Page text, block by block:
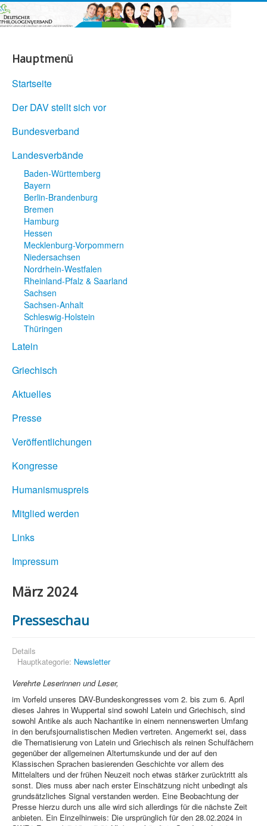
Hauptmenü
Startseite
Der DAV stellt sich vor
Bundesverband
Landesverbände
Baden-Württemberg
Bayern
Berlin-Brandenburg
Bremen
Hamburg
Hessen
Mecklenburg-Vorpommern
Niedersachsen
Nordrhein-Westfalen
Rheinland-Pfalz & Saarland
Sachsen
Sachsen-Anhalt
Schleswig-Holstein
Thüringen
Latein
Griechisch
Aktuelles
Presse
Veröffentlichungen
Kongresse
Humanismuspreis
Mitglied werden
Links
Impressum
März 2024
Presseschau
Details
Hauptkategorie: Newsletter
Verehrte Leserinnen und Leser,
im Vorfeld unseres DAV-Bundeskongresses vom 2. bis zum 6. April
dieses Jahres in Wuppertal sind sowohl Latein und Griechisch, sind
sowohl Antike als auch Nachantike in einem nennenswerten Umfang
in den berufsjournalistischen Medien vertreten. Angemerkt sei, dass
die Thematisierung von Latein und Griechisch als reinen Schulfächern
gegenüber der allgemeinen Altertumskunde und der auf den
Klassischen Sprachen basierenden Geschichte vor allem des
Mittelalters und der frühen Neuzeit noch etwas stärker zurücktritt als
sonst. Dies muss aber nach erster Einschätzung nicht unbedingt als
grundsätzliches Signal verstanden werden. Eine Beobachtung der
Presse hierzu durch uns alle wird sich allerdings für die nächste Zeit
anbieten. Ein Einzelhinweis: Die ursprünglich für den 28.02.2024 in